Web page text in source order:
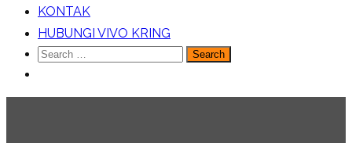
KONTAK
HUBUNGI VIVO KRING
Search